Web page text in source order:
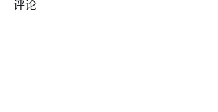
评论